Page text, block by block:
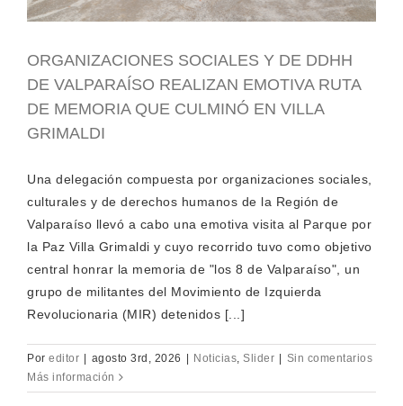
ORGANIZACIONES SOCIALES Y DE DDHH
DE VALPARAÍSO REALIZAN EMOTIVA RUTA
DE MEMORIA QUE CULMINÓ EN VILLA
GRIMALDI
Una delegación compuesta por organizaciones sociales,
culturales y de derechos humanos de la Región de
Valparaíso llevó a cabo una emotiva visita al Parque por
la Paz Villa Grimaldi y cuyo recorrido tuvo como objetivo
central honrar la memoria de "los 8 de Valparaíso", un
grupo de militantes del Movimiento de Izquierda
Revolucionaria (MIR) detenidos [...]
Por editor | agosto 3rd, 2026 | Noticias Slider | Sin comentarios
Más información